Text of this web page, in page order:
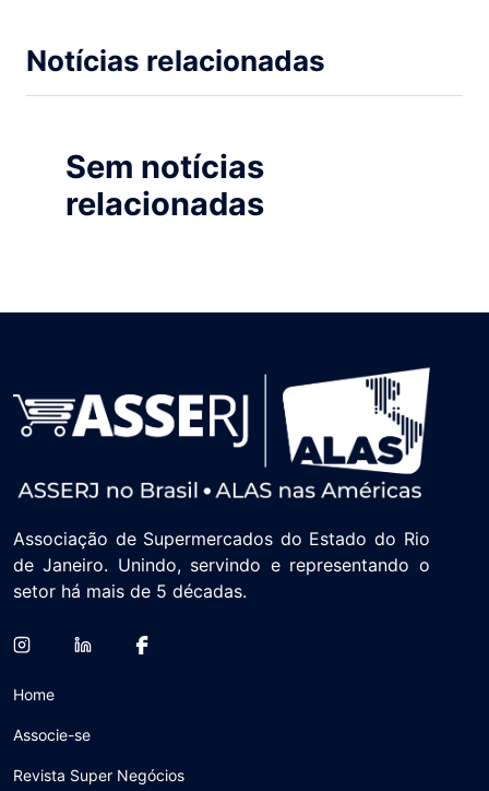
Notícias relacionadas
Sem notícias
relacionadas
Associação de Supermercados do Estado do Rio
de Janeiro. Unindo, servindo e representando o
setor há mais de 5 décadas.
Home
Associe-se
Revista Super Negócios